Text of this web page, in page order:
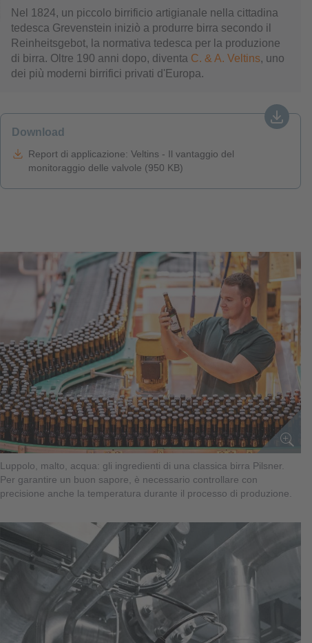
Nel 1824, un piccolo birrificio artigianale nella cittadina
tedesca Grevenstein iniziò a produrre birra secondo il
Reinheitsgebot, la normativa tedesca per la produzione
di birra. Oltre 190 anni dopo, diventa C. & A. Veltins, uno
dei più moderni birrifici privati d'Europa.
Download
Report di applicazione: Veltins - Il vantaggio del
monitoraggio delle valvole (950 KB)
Luppolo, malto, acqua: gli ingredienti di una classica birra Pilsner.
Per garantire un buon sapore, è necessario controllare con
precisione anche la temperatura durante il processo di produzione.